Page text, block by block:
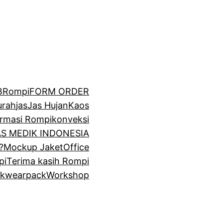
FORM ORDER
jasJas HujanKaos
Rompikonveksi
MEDIK INDONESIA
Mockup JaketOffice
Terima kasih Rompi
wearpackWorkshop